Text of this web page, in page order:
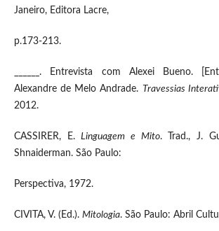
Janeiro, Editora Lacre,
p.173-213.
______. Entrevista com Alexei Bueno.
Alexandre de Melo Andrade. Travessias
2012.
CASSIRER, E.Linguagem e Mito. Trad., J.
Shnaiderman. São Paulo:
Perspectiva, 1972.
CIVITA, V. (Ed.). Mitologia. São Paulo: Abril